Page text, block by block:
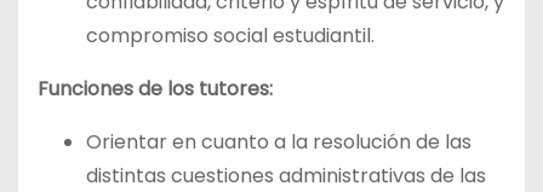
compromiso social estudiantil.
Funciones de los tutores:
Orientar en cuanto a la resolución de las
distintas cuestiones administrativas de las